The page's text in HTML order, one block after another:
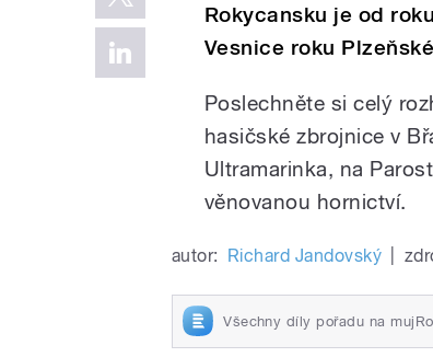
Rokycansku je od
Vesnice roku
Poslechněte si celý
hasičské zbrojnice v
Ultramarinka, na
věnovanou hornictví.
autor: Richard Jandovský
Všechny díly pořadu na